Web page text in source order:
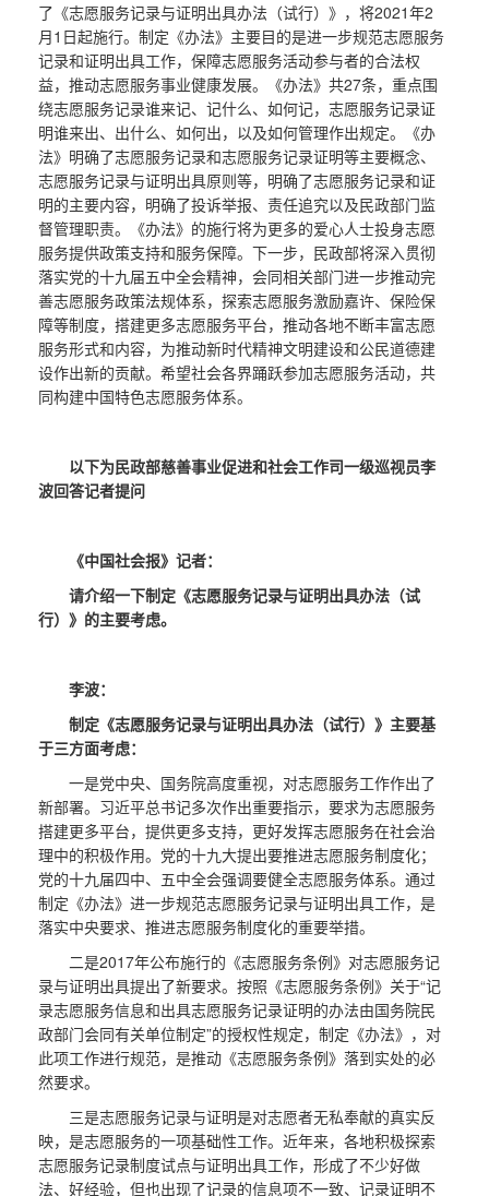
了《志愿服务记录与证明出具办法（试行）》，将2021年2
月1日起施行。制定《办法》主要目的是进一步规范志愿服务
记录和证明出具工作，保障志愿服务活动参与者的合法权
益，推动志愿服务事业健康发展。《办法》共27条，重点围
绕志愿服务记录谁来记、记什么、如何记，志愿服务记录证
明谁来出、出什么、如何出，以及如何管理作出规定。《办
法》明确了志愿服务记录和志愿服务记录证明等主要概念、
志愿服务记录与证明出具原则等，明确了志愿服务记录和证
明的主要内容，明确了投诉举报、责任追究以及民政部门监
督管理职责。《办法》的施行将为更多的爱心人士投身志愿
服务提供政策支持和服务保障。下一步，民政部将深入贯彻
落实党的十九届五中全会精神，会同相关部门进一步推动完
善志愿服务政策法规体系，探索志愿服务激励嘉许、保险保
障等制度，搭建更多志愿服务平台，推动各地不断丰富志愿
服务形式和内容，为推动新时代精神文明建设和公民道德建
设作出新的贡献。希望社会各界踊跃参加志愿服务活动，共
同构建中国特色志愿服务体系。
以下为民政部慈善事业促进和社会工作司一级巡视员李
波回答记者提问
《中国社会报》记者：
请介绍一下制定《志愿服务记录与证明出具办法（试
行）》的主要考虑。
李波：
制定《志愿服务记录与证明出具办法（试行）》主要基
于三方面考虑：
一是党中央、国务院高度重视，对志愿服务工作作出了
新部署。习近平总书记多次作出重要指示，要求为志愿服务
搭建更多平台，提供更多支持，更好发挥志愿服务在社会治
理中的积极作用。党的十九大提出要推进志愿服务制度化；
党的十九届四中、五中全会强调要健全志愿服务体系。通过
制定《办法》进一步规范志愿服务记录与证明出具工作，是
落实中央要求、推进志愿服务制度化的重要举措。
二是2017年公布施行的《志愿服务条例》对志愿服务记
录与证明出具提出了新要求。按照《志愿服务条例》关于“记
录志愿服务信息和出具志愿服务记录证明的办法由国务院民
政部门会同有关单位制定”的授权性规定，制定《办法》，对
此项工作进行规范，是推动《志愿服务条例》落到实处的必
然要求。
三是志愿服务记录与证明是对志愿者无私奉献的真实反
映，是志愿服务的一项基础性工作。近年来，各地积极探索
志愿服务记录制度试点与证明出具工作，形成了不少好做
法、好经验，但也出现了记录的信息项不一致、记录证明不